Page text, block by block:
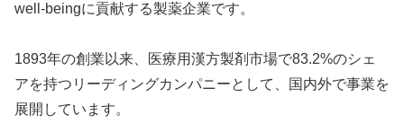
well-beingに貢献する製薬企業です。
1893年の創業以来、医療用漢方製剤市場で83.2%のシェ
アを持つリーディングカンパニーとして、国内外で事業を
展開しています。